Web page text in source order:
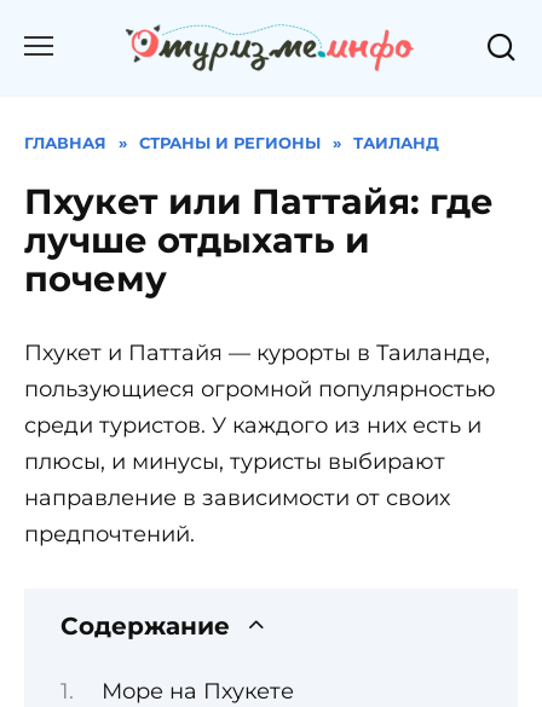
ГЛАВНАЯ » СТРАНЫ И РЕГИОНЫ » ТАИЛАНД
Пхукет или Паттайя: где
лучше отдыхать и
почему
Пхукет и Паттайя — курорты в Таиланде,
пользующиеся огромной популярностью
среди туристов. У каждого из них есть и
плюсы, и минусы, туристы выбирают
направление в зависимости от своих
предпочтений.
Содержание
Море на Пхукете